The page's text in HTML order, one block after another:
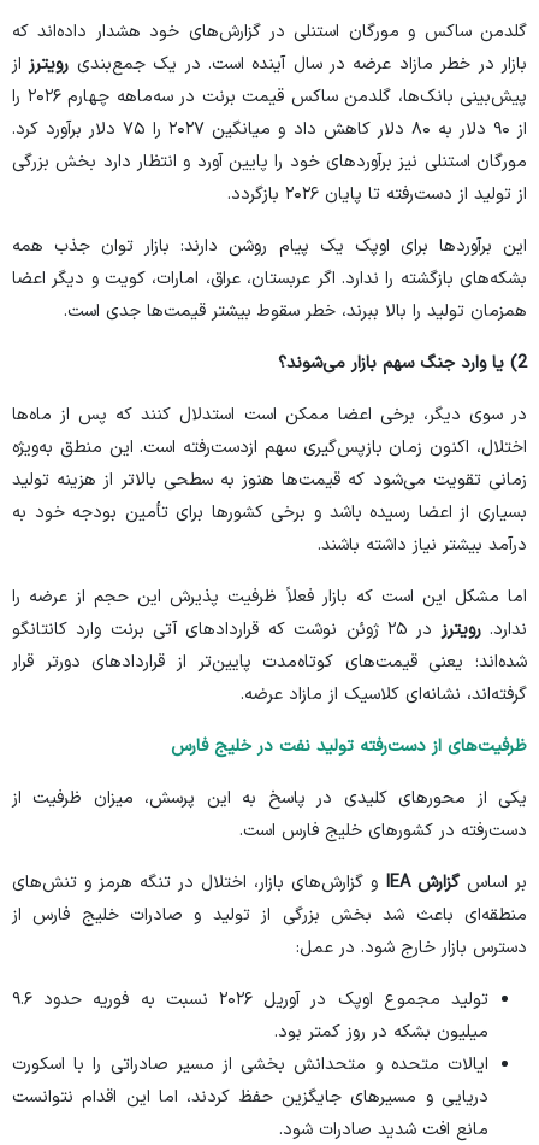
گلدمن ساکس و مورگان استنلی در گزارش‌های خود هشدار داده‌اند که
بازار در خطر مازاد عرضه در سال آینده است. در یک جمع‌بندی رویترز از
پیش‌بینی بانک‌ها، گلدمن ساکس قیمت برنت در سه‌ماهه چهارم ۲۰۲۶ را
از ۹۰ دلار به ۸۰ دلار کاهش داد و میانگین ۲۰۲۷ را ۷۵ دلار برآورد کرد.
مورگان استنلی نیز برآورد‌های خود را پایین آورد و انتظار دارد بخش بزرگی
از تولید از دست‌رفته تا پایان ۲۰۲۶ بازگردد.
این برآورد‌ها برای اوپک یک پیام روشن دارند: بازار توان جذب همه
بشکه‌های بازگشته را ندارد. اگر عربستان، عراق، امارات، کویت و دیگر اعضا
همزمان تولید را بالا ببرند، خطر سقوط بیشتر قیمت‌ها جدی است.
2) یا وارد جنگ سهم بازار می‌شوند؟
در سوی دیگر، برخی اعضا ممکن است استدلال کنند که پس از ماه‌ها
اختلال، اکنون زمان بازپس‌گیری سهم ازدست‌رفته است. این منطق به‌ویژه
زمانی تقویت می‌شود که قیمت‌ها هنوز به سطحی بالاتر از هزینه تولید
بسیاری از اعضا رسیده باشد و برخی کشور‌ها برای تأمین بودجه خود به
درآمد بیشتر نیاز داشته باشند.
اما مشکل این است که بازار فعلاً ظرفیت پذیرش این حجم از عرضه را
ندارد.رویترز
در ۲۵ ژوئن نوشت که قرارداد‌های آتی برنت وارد کانتانگو
شده‌اند؛ یعنی قیمت‌های کوتاه‌مدت پایین‌تر از قرارداد‌های دورتر قرار
گرفته‌اند، نشانه‌ای کلاسیک از مازاد عرضه.
ظرفیت‌های از دست‌رفته تولید نفت در خلیج فارس
یکی از محور‌های کلیدی در پاسخ به این پرسش، میزان ظرفیت از
دست‌رفته در کشور‌های خلیج فارس است.
بر اساس گزارش IEA
و گزارش‌های بازار، اختلال در تنگه هرمز و تنش‌های
منطقه‌ای باعث شد بخش بزرگی از تولید و صادرات خلیج فارس از
دسترس بازار خارج شود. در عمل:
تولید مجموع اوپک در آوریل ۲۰۲۶ نسبت به فوریه حدود ۹.۶
میلیون بشکه در روز کمتر بود.
ایالات متحده و متحدانش بخشی از مسیر صادراتی را با اسکورت
دریایی و مسیر‌های جایگزین حفظ کردند، اما این اقدام نتوانست
مانع افت شدید صادرات شود.